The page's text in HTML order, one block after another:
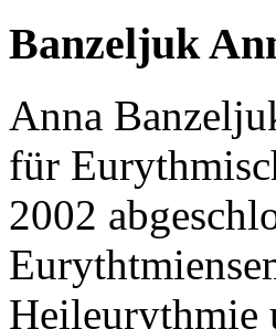
Banzeljuk
Anna
für
2002
Heileurythmie